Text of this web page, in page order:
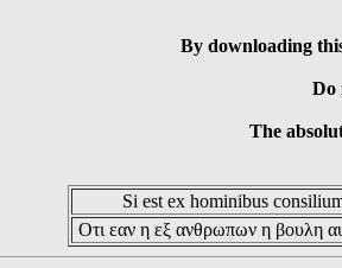
By downloading
Do
The
Si est ex hominibus
Οτι εαν η εξ ανθρωπων η βουλη